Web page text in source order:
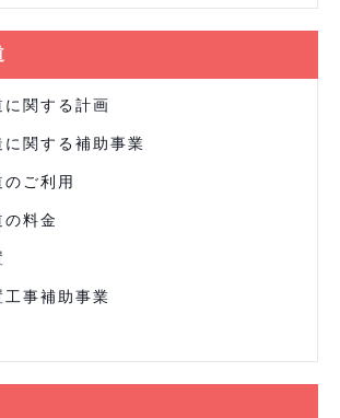
関する計画
関する補助事業
ご利用
料金
事補助事業